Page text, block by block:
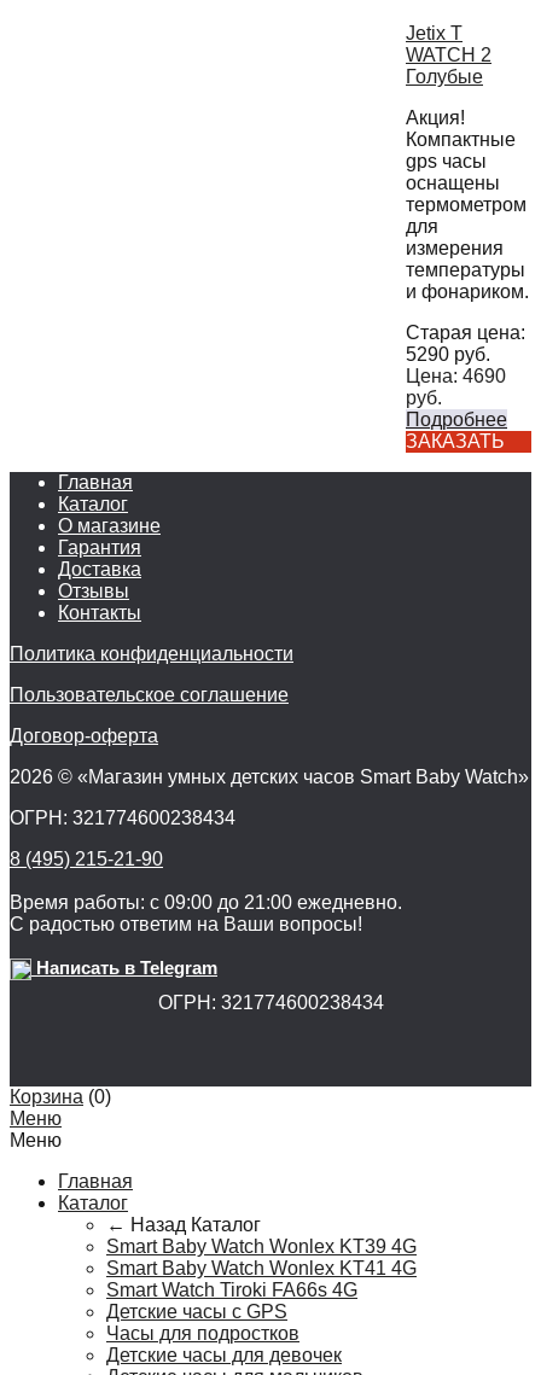
Jetix T
WATCH 2
Голубые
Акция!
Компактные
gps часы
оснащены
термометром
для
измерения
температуры
и фонариком.
Старая цена:
5290 руб.
Цена: 4690
руб.
Подробнее
ЗАКАЗАТЬ
Главная
Каталог
О магазине
Гарантия
Доставка
Отзывы
Контакты
Политика конфиденциальности
Пользовательское соглашение
Договор-оферта
2026 © «Магазин умных детских часов Smart Baby Watch»
ОГРН: 321774600238434
8 (495) 215-21-90
Время работы: с 09:00 до 21:00 ежедневно.
С радостью ответим на Ваши вопросы!
Написать в Telegram
ОГРН: 321774600238434
Корзина (0)
Меню
Меню
Главная
Каталог
← Назад Каталог
Smart Baby Watch Wonlex KT39 4G
Smart Baby Watch Wonlex KT41 4G
Smart Watch Tiroki FA66s 4G
Детские часы с GPS
Часы для подростков
Детские часы для девочек